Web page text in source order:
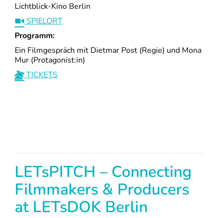
Lichtblick-Kino Berlin
SPIELORT
Programm:
Ein Filmgespräch mit Dietmar Post (Regie) und Mona
Mur (Protagonist:in)
TICKETS
LETsPITCH – Connecting
Filmmakers & Producers
at LETsDOK Berlin